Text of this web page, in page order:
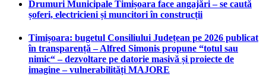
Drumuri Municipale Timișoara face angajări – se caută
șoferi, electricieni și muncitori în construcții
Timișoara: bugetul Consiliului Județean pe 2026 publicat
în transparență – Alfred Simonis propune “totul sau
nimic“ – dezvoltare pe datorie masivă și proiecte de
imagine – vulnerabilități MAJORE